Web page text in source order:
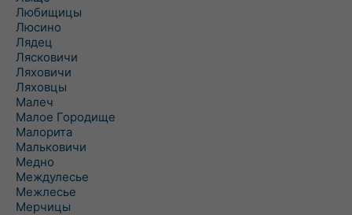
Любищицы
Люсино
Лядец
Лясковичи
Ляховичи
Ляховцы
Малеч
Малое Городище
Малорита
Мальковичи
Медно
Междулесье
Межлесье
Мерчицы